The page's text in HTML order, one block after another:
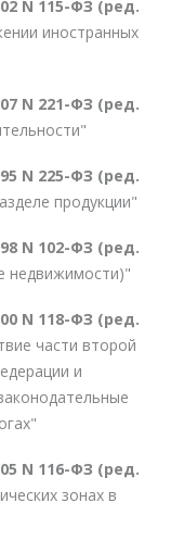
N 115-ФЗ (ред.
иностранных
N 221-ФЗ (ред.
N 225-ФЗ (ред.
продукции"
N 102-ФЗ (ред.
недвижимости)"
N 118-ФЗ (ред.
части второй
и
N 116-ФЗ (ред.
зонах в